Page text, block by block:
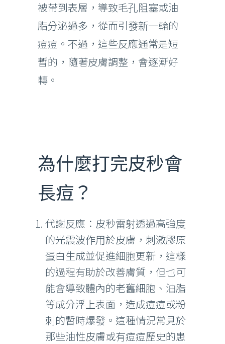
被帶到表層，導致毛孔阻塞或油
脂分泌過多，從而引發新一輪的
痘痘。不過，這些反應通常是短
暫的，隨著皮膚調整，會逐漸好
轉。
為什麼打完皮秒會
長痘？
代謝反應：皮秒雷射透過高強度
的光震波作用於皮膚，刺激膠原
蛋白生成並促進細胞更新，這樣
的過程有助於改善膚質，但也可
能會導致體內的老舊細胞、油脂
等成分浮上表面，造成痘痘或粉
刺的暫時爆發。這種情況常見於
那些油性皮膚或有痘痘歷史的患